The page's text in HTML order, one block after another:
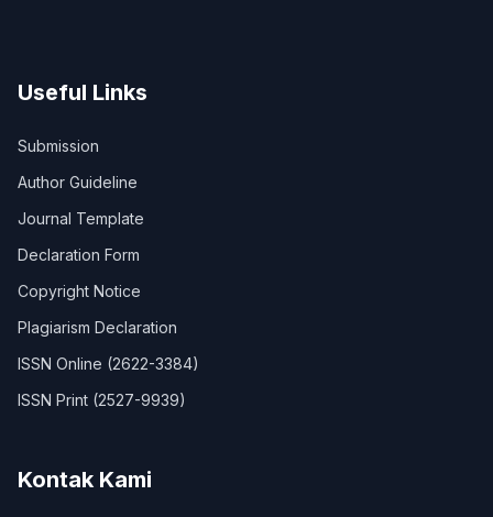
Useful Links
Submission
Author Guideline
Journal Template
Declaration Form
Copyright Notice
Plagiarism Declaration
ISSN Online (2622-3384)
ISSN Print (2527-9939)
Kontak Kami